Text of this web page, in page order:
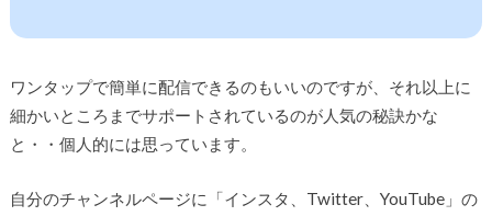
ワンタップで簡単に配信できるのもいいのですが、それ以上に
細かいところまでサポートされているのが人気の秘訣かな
と・・個人的には思っています。
自分のチャンネルページに「インスタ、Twitter、YouTube」の